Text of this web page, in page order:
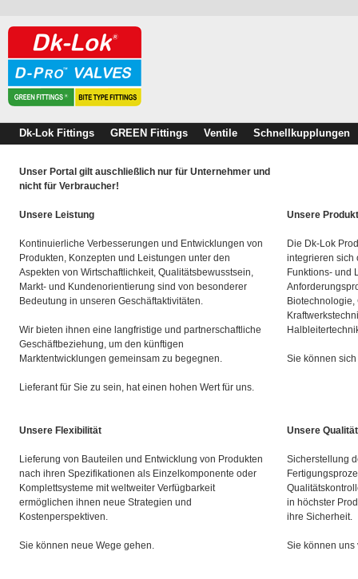
Dk-Lok Fittings GREEN Fittings Ventile Schnellkupplungen
Unser Portal gilt auschließlich nur für Unternehmer und
nicht für Verbraucher!
Unsere Leistung
Kontinuierliche Verbesserungen und Entwicklungen von
Produkten, Konzepten und Leistungen unter den
Aspekten von Wirtschaftlichkeit, Qualitätsbewusstsein,
Markt- und Kundenorientierung sind von besonderer
Bedeutung in unseren Geschäftaktivitäten.
Wir bieten ihnen eine langfristige und partnerschaftliche
Geschäftbeziehung, um den künftigen
Marktentwicklungen gemeinsam zu begegnen.
Lieferant für Sie zu sein, hat einen hohen Wert für uns.
Unsere
Die Dk-Lok
integrieren sich
Funktions- und
Sie können
Unsere Flexibilität
Lieferung von Bauteilen und Entwicklung von Produkten
nach ihren Spezifikationen als Einzelkomponente oder
Komplettsysteme mit weltweiter Verfügbarkeit
ermöglichen ihnen neue Strategien und
Kostenperspektiven.
Sie können neue Wege gehen.
Unsere Qualität
Sicherstellung
in höchster
ihre Sicherheit.
Sie können uns